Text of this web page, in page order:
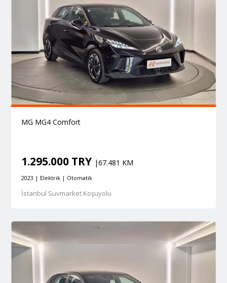
MG MG4 Comfort
1.295.000 TRY |67.481 KM
2023 | Elektrik | Otomatik
İstanbul Suvmarket Koşuyolu